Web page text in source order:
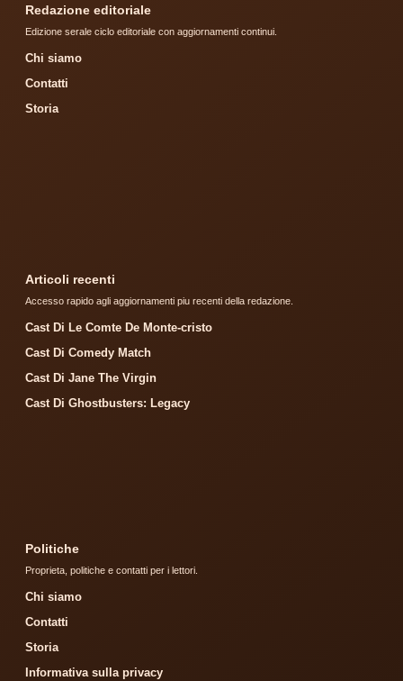
Redazione editoriale
Edizione serale ciclo editoriale con aggiornamenti continui.
Chi siamo
Contatti
Storia
Articoli recenti
Accesso rapido agli aggiornamenti piu recenti della redazione.
Cast Di Le Comte De Monte-cristo
Cast Di Comedy Match
Cast Di Jane The Virgin
Cast Di Ghostbusters: Legacy
Politiche
Proprieta, politiche e contatti per i lettori.
Chi siamo
Contatti
Storia
Informativa sulla privacy